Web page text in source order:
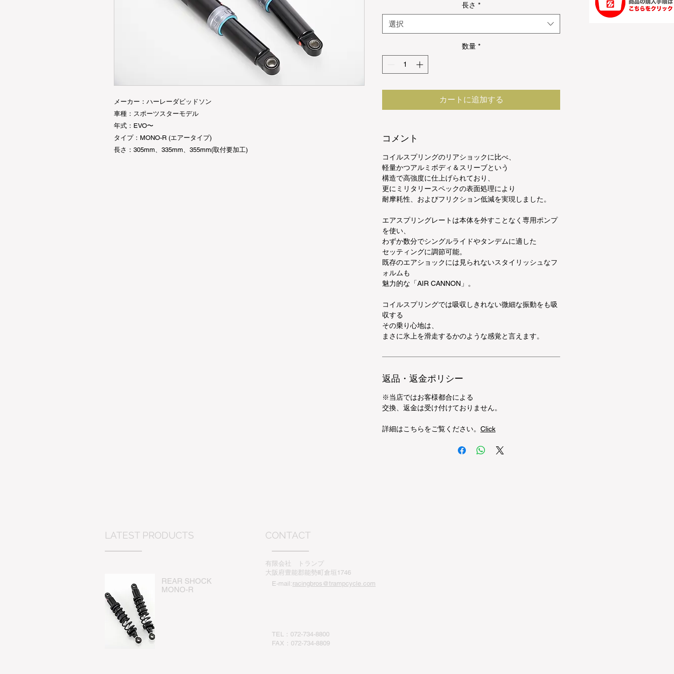
メーカー：ハーレーダビッドソン
車種：スポーツスターモデル
年式：EVO〜
タイプ：MONO-R (エアータイプ)
長さ：305mm、335mm、355mm(取付要加工)
長さ *
選択
数量 *
カートに追加する
コメント
コイルスプリングのリアショックに比べ、
軽量かつアルミボディ＆スリーブという
構造で高強度に仕上げられており、
更にミリタリースペックの表面処理により
耐摩耗性、およびフリクション低減を実現しました。
エアスプリングレートは本体を外すことなく専用ポンプ
を使い、
わずか数分でシングルライドやタンデムに適した
セッティングに調節可能。
既存のエアショックには見られないスタイリッシュなフ
ォルムも
魅力的な「AIR CANNON」。
コイルスプリングでは吸収しきれない微細な振動をも吸
収する
その乗り心地は、
まさに氷上を滑走するかのような感覚と言えます。
返品・返金ポリシー
※当店ではお客様都合による
交換、返金は受け付けておりません。
詳細はこちらをご覧ください。 Click
LATEST PRODUCTS
REAR SHOCK
​MONO-R
CONTACT
有限会社 トランプ
大阪府豊能郡能勢町倉垣1746
E-mail: racingbros@trampcycle.com
TEL：072-734-8800
​FAX：072-734-8809